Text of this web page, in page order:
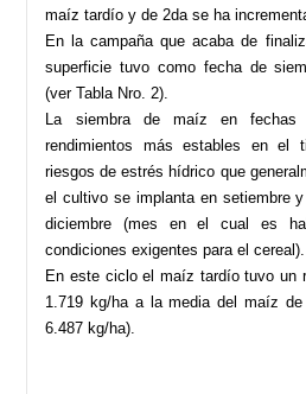
maíz tardío y de 2da se ha
En la campaña que acaba de
superficie tuvo como fecha de
(ver Tabla Nro. 2).
La siembra de maíz en fechas
rendimientos más estables en el
riesgos de estrés hídrico que
el cultivo se implanta en setiembre
diciembre (mes en el cual es
condiciones exigentes para el cereal).
En este ciclo el maíz tardío tuvo un
1.719 kg/ha a la media del maíz
6.487 kg/ha).